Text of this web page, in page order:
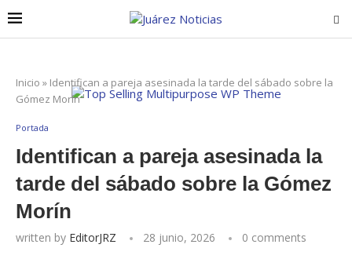
Inicio » Identifican a pareja asesinada la tarde del sábado sobre la
Gómez Morín
Portada
Identifican a pareja asesinada la
tarde del sábado sobre la Gómez
Morín
written by EditorJRZ 28 junio, 2026 0 comments